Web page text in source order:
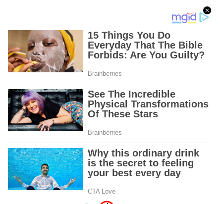
Advertisement